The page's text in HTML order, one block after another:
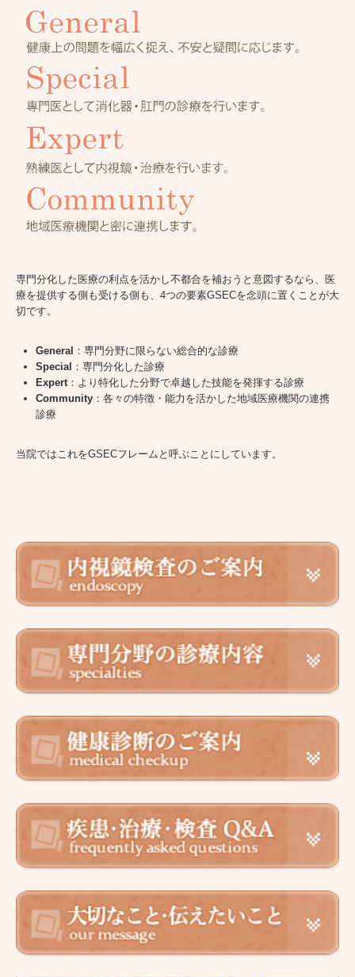
専門分化した医療の利点を活かし不都合を補おうと意図するなら、医
療を提供する側も受ける側も、4つの要素GSECを念頭に置くことが大
切です。
General ：専門分野に限らない総合的な診療
Special ：専門分化した診療
Expert ：より特化した分野で卓越した技能を発揮する診療
Community ：各々の特徴・能力を活かした地域医療機関の連携
診療
当院ではこれをGSECフレームと呼ぶことにしています。